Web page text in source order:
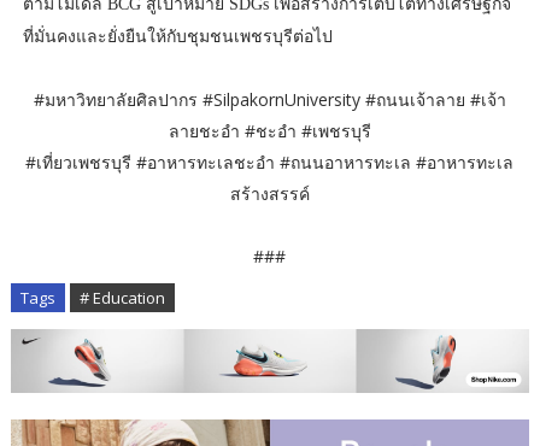
ตามโมเดล BCG สู่เป้าหมาย SDGs เพื่อสร้างการเติบโตทางเศรษฐกิจ
ที่มั่นคงและยั่งยืนให้กับชุมชนเพชรบุรีต่อไป
#มหาวิทยาลัยศิลปากร #SilpakornUniversity #ถนนเจ้าลาย #เจ้า
ลายชะอำ #ชะอำ #เพชรบุรี
#เที่ยวเพชรบุรี #อาหารทะเลชะอำ #ถนนอาหารทะเล #อาหารทะเล
สร้างสรรค์
###
Tags # Education